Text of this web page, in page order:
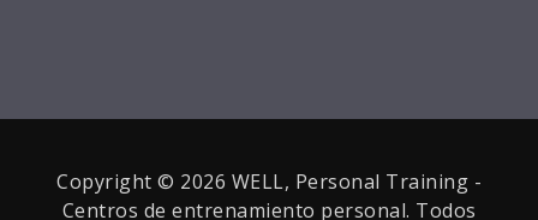
Copyright © 2026 WELL, Personal Training -
Centros de entrenamiento personal. Todos